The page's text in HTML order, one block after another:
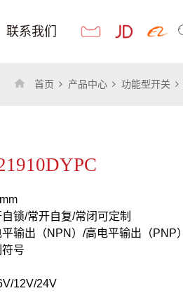
联系我们
首页 产品中心 功能型开关
锁/常开自复/常闭可定制
输出（NPN）/高电平输出（PNP）
号
12V/24V